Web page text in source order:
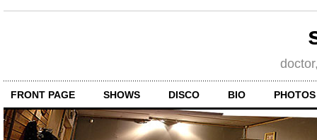
FRONT PAGE SHOWS DISCO BIO PHOTOS